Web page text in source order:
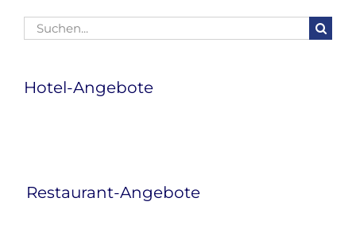
Suche
nach:
Hotel-Angebote
Restaurant-Angebote